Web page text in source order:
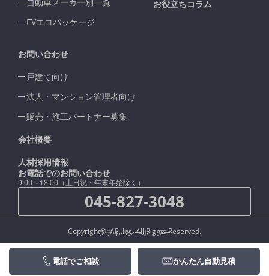
EVエコパッケージ
お役立ちコラム
お問い合わせ
戸建て向け
法人・マンション管理者向け
販売・施工パートナー募集
会社概要
人材採用情報
お電話でのお問い合わせ
9:00～18:00（土日祝・年末年始除く）
045-827-3048
プライバシーポリシー
Copyright© IAE, Inc. All Rights Reserved.
電話でご相談 かんたん自動見積